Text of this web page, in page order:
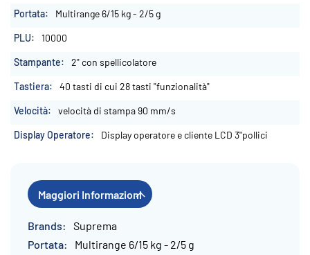
Maggiori
Multirange 6/15 kg - 2/5 g
10000
2" con spellicolatore
40 tasti di cui 28 tasti "funzionalità"
velocità di stampa 90 mm/s
Display operatore e cliente LCD 3''pollici
Maggiori Informazioni
Maggiori
Informazioni
Suprema
Multirange 6/15 kg - 2/5 g